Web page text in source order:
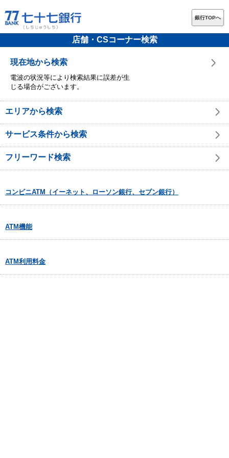
銀行TOPへ
店舗・CSコーナー検索
現在地から検索
電波の状況等により検索結果に誤差が生
じる場合がございます。
エリアから検索
サービス条件から検索
フリーワード検索
コンビニATM（イーネット、ローソン銀行、セブン銀行）
ATM機能
ATM利用料金